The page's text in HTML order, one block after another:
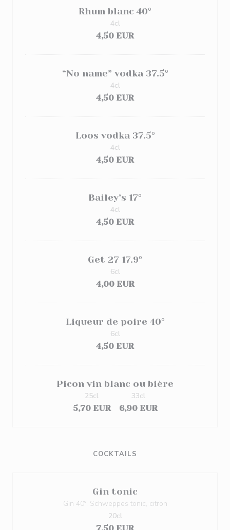
Rhum blanc 40°
4,50 EUR
4cl
“No name” vodka 37.5°
4,50 EUR
4cl
Loos vodka 37.5°
4,50 EUR
4cl
Bailey’s 17°
4,50 EUR
4cl
Get 27 17.9°
4,00 EUR
6cl
Liqueur de poire 40°
4,50 EUR
6cl
Picon vin blanc ou bière
5,70 EUR
25cl
6,90 EUR
33cl
COCKTAILS
Gin tonic
Gin 40°, Schweppes tonic, citron
20cl